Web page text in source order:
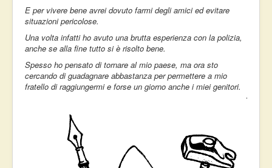
E per vivere bene avrei dovuto farmi degli amici ed evitare
situazioni pericolose.
Una volta infatti ho avuto una brutta esperienza con la polizia,
anche se alla fine tutto si è risolto bene.
Spesso ho pensato di tornare al mio paese, ma ora sto
cercando di guadagnare abbastanza per permettere a mio
fratello di raggiungermi e forse un giorno anche i miei genitori.